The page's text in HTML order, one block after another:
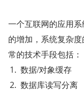
一个互联网的应用
的增加，系统复杂
常的技术手段包括：
数据/对象缓存
数据库读写分离